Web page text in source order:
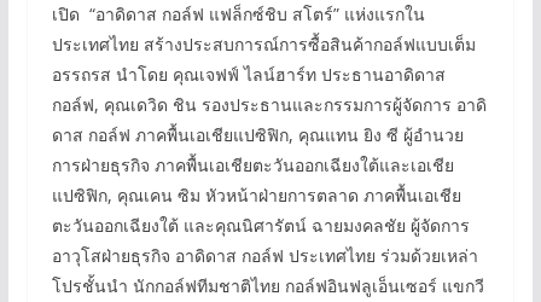
เปิด “อาดิดาส กอล์ฟ แฟล็กซ์ชิบ สโตร์” แห่งแรกใน
ประเทศไทย สร้างประสบการณ์การซื้อสินค้ากอล์ฟแบบเต็ม
อรรถรส นำโดย คุณเจฟฟ์ ไลน์ฮาร์ท ประธานอาดิดาส
กอล์ฟ, คุณเดวิด ชิน รองประธานและกรรมการผู้จัดการ อาดิ
ดาส กอล์ฟ ภาคพื้นเอเชียแปซิฟิก, คุณแทน ยิง ซี ผู้อำนวย
การฝ่ายธุรกิจ ภาคพื้นเอเชียตะวันออกเฉียงใต้และเอเชีย
แปซิฟิก, คุณเคน ซิม หัวหน้าฝ่ายการตลาด ภาคพื้นเอเชีย
ตะวันออกเฉียงใต้ และคุณนิศารัตน์ ฉายมงคลชัย ผู้จัดการ
อาวุโสฝ่ายธุรกิจ อาดิดาส กอล์ฟ ประเทศไทย ร่วมด้วยเหล่า
โปรชั้นนำ นักกอล์ฟทีมชาติไทย กอล์ฟอินฟลูเอ็นเซอร์ แขกวี